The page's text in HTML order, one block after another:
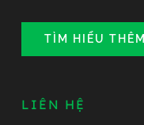
TÌM HIỂU THÊM
LIÊN HỆ